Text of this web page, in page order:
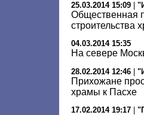
25.03.2014 15:09
Общественная
строительства
04.03.2014 15:35
На севере
28.02.2014 12:46
Прихожане
храмы к Пасхе
17.02.2014 19:17